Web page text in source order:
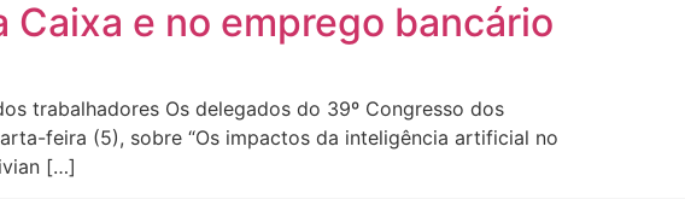
e no emprego bancário
trabalhadores Os delegados do 39º Congresso dos
feira (5), sobre “Os impactos da inteligência artificial no
[…]